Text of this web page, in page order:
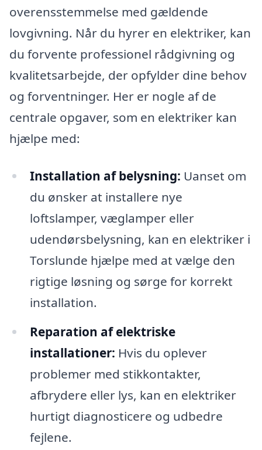
overensstemmelse med gældende
lovgivning. Når du hyrer en elektriker, kan
du forvente professionel rådgivning og
kvalitetsarbejde, der opfylder dine behov
og forventninger. Her er nogle af de
centrale opgaver, som en elektriker kan
hjælpe med:
Installation af belysning: Uanset om
du ønsker at installere nye
loftslamper, væglamper eller
udendørsbelysning, kan en elektriker i
Torslunde hjælpe med at vælge den
rigtige løsning og sørge for korrekt
installation.
Reparation af elektriske
installationer: Hvis du oplever
problemer med stikkontakter,
afbrydere eller lys, kan en elektriker
hurtigt diagnosticere og udbedre
fejlene.